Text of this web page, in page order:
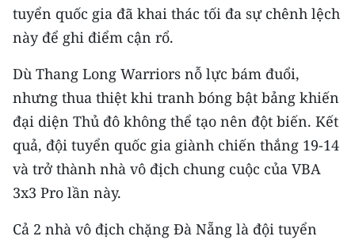
E-Magazine
Media Chính trị
Media Kinh tế
Media Văn hóa
Media Xã hội
Media Pháp luật
tuyển quốc gia đã khai thác tối đa sự chênh lệch
này để ghi điểm cận rổ.
Dù Thang Long Warriors nỗ lực bám đuổi,
nhưng thua thiệt khi tranh bóng bật bảng khiến
đại diện Thủ đô không thể tạo nên đột biến. Kết
quả, đội tuyển quốc gia giành chiến thắng 19-14
và trở thành nhà vô địch chung cuộc của VBA
3x3 Pro lần này.
Cả 2 nhà vô địch chặng Đà Nẵng là đội tuyển